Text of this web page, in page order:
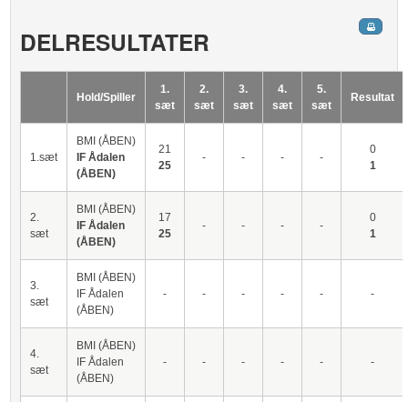
DELRESULTATER
Hold/Spiller
1.
sæt
2.
sæt
3.
sæt
4.
sæt
5.
sæt
Resultat
1.sæt
BMI (ÅBEN)
IF Ådalen
(ÅBEN)
21
25
- - - -
0
1
2.
sæt
BMI (ÅBEN)
IF Ådalen
(ÅBEN)
17
25
- - - -
0
1
3.
sæt
BMI (ÅBEN)
IF Ådalen
(ÅBEN)
- - - - - -
4.
sæt
BMI (ÅBEN)
IF Ådalen
(ÅBEN)
- - - - - -